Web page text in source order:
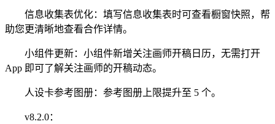
信息收集表优化：填写信息收集表时可查看橱窗快照，帮
助您更清晰地查看合作详情。
小组件更新：小组件新增关注画师开稿日历，无需打开
App 即可了解关注画师的开稿动态。
人设卡参考图册：参考图册上限提升至 5 个。
v8.2.0：